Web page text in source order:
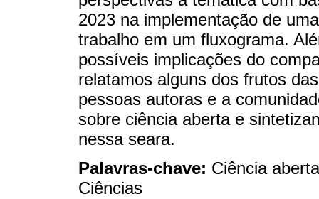
2023 na implementação de
trabalho em um fluxograma.
possíveis implicações do
relatamos alguns dos frutos
pessoas autoras e a
sobre ciência aberta e
nessa seara.
Palavras-chave: Ciência
Ciências